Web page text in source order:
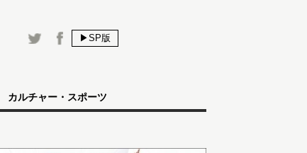
▶SP版
カルチャー・スポーツ